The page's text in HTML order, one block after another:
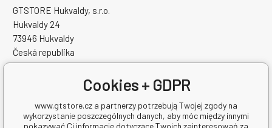
GTSTORE Hukvaldy, s.r.o.
Hukvaldy 24
73946 Hukvaldy
Česká republika
Numer identyfikacyjny firmy: 22259848
Cookies + GDPR
www.gtstore.cz a partnerzy potrzebują Twojej zgody na
wykorzystanie poszczególnych danych, aby móc między innymi
pokazywać Ci informacje dotyczące Twoich zainteresowań za